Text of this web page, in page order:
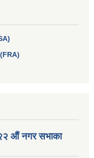
(FRA)
औं नगर सभाका